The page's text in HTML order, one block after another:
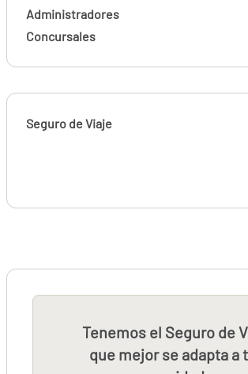
Administradores
Concursales
Seguro de Viaje
Tenemos el Seguro de
que mejor se adapta a